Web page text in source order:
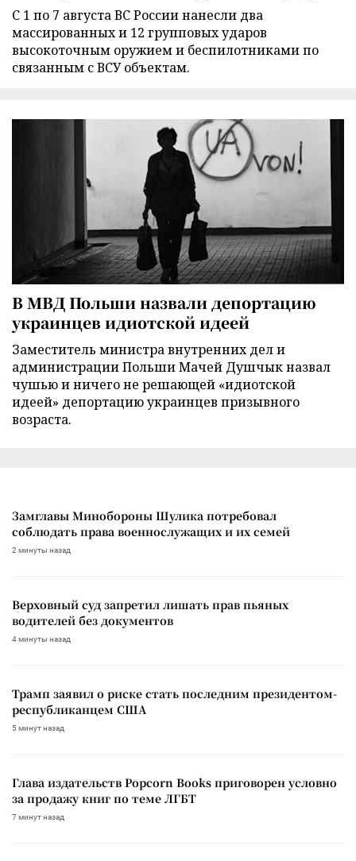
С 1 по 7 августа ВС России нанесли два
массированных и 12 групповых ударов
высокоточным оружием и беспилотниками по
связанным с ВСУ объектам.
В МВД Польши назвали депортацию
украинцев идиотской идеей
Заместитель министра внутренних дел и
администрации Польши Мачей Душчык назвал
чушью и ничего не решающей «идиотской
идеей» депортацию украинцев призывного
возраста.
Замглавы Минобороны Шулика потребовал
соблюдать права военнослужащих и их семей
2 минуты назад
Верховный суд запретил лишать прав пьяных
водителей без документов
4 минуты назад
Трамп заявил о риске стать последним президентом-
республиканцем США
5 минут назад
Глава издательств Popcorn Books приговорен условно
за продажу книг по теме ЛГБТ
7 минут назад